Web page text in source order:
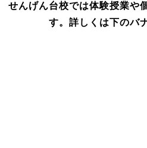
せんげん台校では体験授業や
す。詳しくは下のバ